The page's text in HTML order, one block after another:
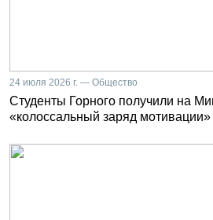
24 июля 2026 г. — Общество
Студенты Горного получили на
«колоссальный заряд мотивации»